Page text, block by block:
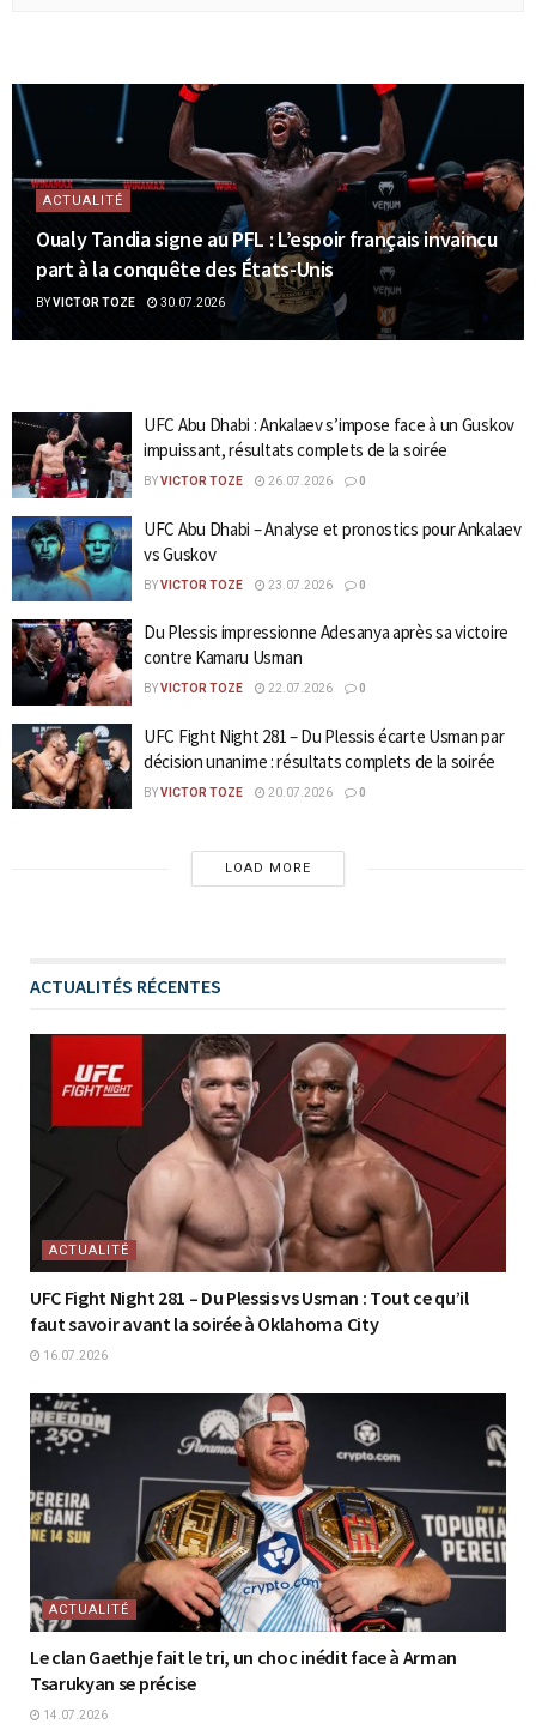
ACTUALITÉ
Oualy Tandia signe au PFL : L’espoir français invaincu
part à la conquête des États-Unis
BYVICTOR TOZE 30.07.2026
UFC Abu Dhabi : Ankalaev s’impose face à un Guskov
impuissant, résultats complets de la soirée
BYVICTOR TOZE 26.07.2026 0
UFC Abu Dhabi – Analyse et pronostics pour Ankalaev
vs Guskov
BYVICTOR TOZE 23.07.2026 0
Du Plessis impressionne Adesanya après sa victoire
contre Kamaru Usman
BYVICTOR TOZE 22.07.2026 0
UFC Fight Night 281 – Du Plessis écarte Usman par
décision unanime : résultats complets de la soirée
BYVICTOR TOZE 20.07.2026 0
LOAD MORE
ACTUALITÉS RÉCENTES
ACTUALITÉ
UFC Fight Night 281 – Du Plessis vs Usman : Tout ce qu’il
faut savoir avant la soirée à Oklahoma City
16.07.2026
ACTUALITÉ
Le clan Gaethje fait le tri, un choc inédit face à Arman
Tsarukyan se précise
14.07.2026